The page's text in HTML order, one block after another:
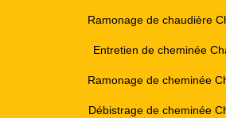
Ramonage de chaudière
Entretien de cheminée
Ramonage de cheminée
Débistrage de cheminée